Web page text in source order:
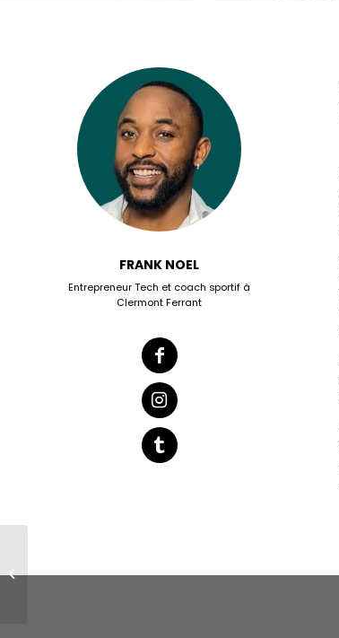
FRANK NOEL
Entrepreneur Tech et coach sportif à
Clermont Ferrant